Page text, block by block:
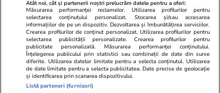
montate la pasajul peste calea ferată și DN7
Lifestyle 31 iul.
Un turist a refuzat să plătească 12.000 de
dolari pentru a chema o ambulanță așa că a
mers 6 ore cu un băț de trekking înfipt în
Atât noi, cât și partenerii noștri prelucrăm datele pentru a oferi:
Măsurarea performanței reclamelor. Utilizarea profilurilor pentru
selectarea conținutului personalizat. Stocarea și/sau accesarea
informațiilor de pe un dispozitiv. Dezvoltarea și îmbunătățirea serviciilor.
Crearea profilurilor de conținut personalizat. Utilizarea profilurilor pentru
selectarea publicității personalizate. Crearea profilurilor pentru
publicitate personalizată. Măsurarea performanței conținutului.
Înțelegerea publicului prin statistici sau combinații de date din surse
diferite. Utilizarea datelor limitate pentru a selecta conținutul. Utilizarea
de date limitate pentru a selecta publicitatea. Date precise de geolocație
și identificarea prin scanarea dispozitivului.
Listă parteneri (furnizori)